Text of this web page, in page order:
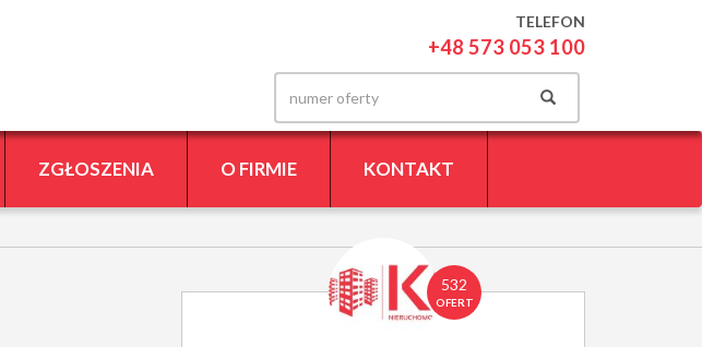
TELEFON
+48 573 053 100
ZGŁOSZENIA O FIRMIE KONTAKT
532
OFERT